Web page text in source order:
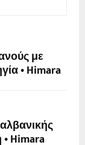
με
• Himara
Himara